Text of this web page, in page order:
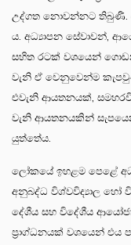
උද්ගත නොවන්නට තිබුණි.
ය. අධ්‍යාපන සේවාවන්,
සහිත රටක් වශයෙන්
වැනි ඒ වෙනුවෙන්ම
එවැනි ආයතනයක්,
වැනි ආයතනයකින්
යුත්තේය.
ලෝකයේ ඉහළම පෙළේ
අනුබද්ධ විශ්වවිද්‍යාල හෝ
දේශීය සහ විදේශීය
ප්‍රාග්ධනයක් වශයෙන් එය